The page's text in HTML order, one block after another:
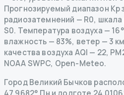
Прогнозируемый диапазон Kp
радиозатемнений — R0, шкала
S0. Температура воздуха —
влажность — 83%, ветер — 3
качества воздуха AQI — 22,
NOAA SWPC, Open-Meteo.
Город Великий Бычков